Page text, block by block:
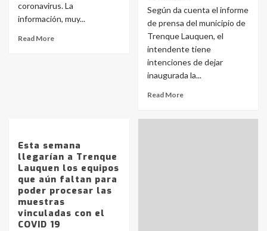
coronavirus. La
información, muy...
Read More
Según da cuenta el informe
de prensa del municipio de
Trenque Lauquen, el
intendente tiene
intenciones de dejar
inaugurada la...
Read More
Esta semana
llegarían a Trenque
Lauquen los equipos
que aún faltan para
poder procesar las
muestras
vinculadas con el
COVID 19